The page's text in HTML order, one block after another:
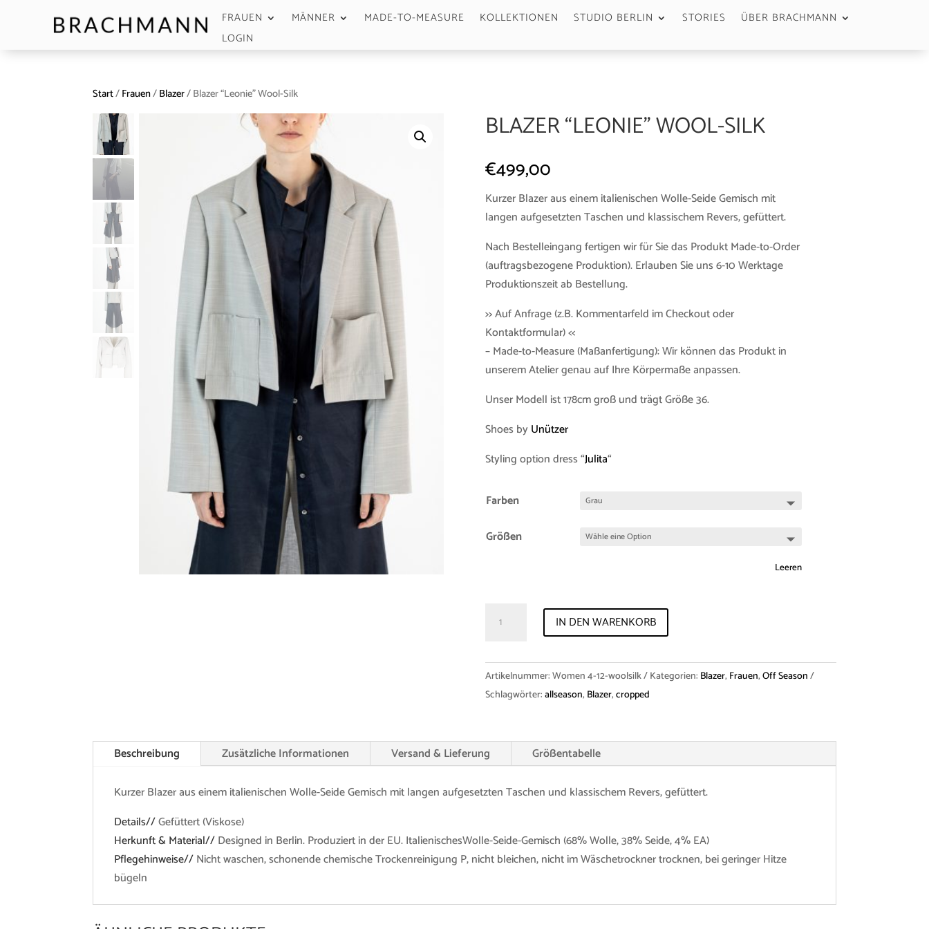
FRAUEN MÄNNER MADE-TO-MEASURE KOLLEKTIONEN STUDIO BERLIN STORIES
ÜBER BRACHMANN
LOGIN
Start/Frauen/Blazer/ Blazer “Leonie” Wool-Silk
BLAZER “LEONIE” WOOL-SILK
€499,00
Kurzer Blazer aus einem italienischen Wolle-Seide Gemisch mit
langen aufgesetzten Taschen und klassischem Revers, gefüttert.
Nach Bestelleingang fertigen wir für Sie das Produkt Made-to-Order
(auftragsbezogene Produktion). Erlauben Sie uns 6-10 Werktage
Produktionszeit ab Bestellung.
>> Auf Anfrage (z.B. Kommentarfeld im Checkout oder
Kontaktformular) <<
– Made-to-Measure (Maßanfertigung): Wir können das Produkt in
unserem Atelier genau auf Ihre Körpermaße anpassen.
Unser Modell ist 178cm groß und trägt Größe 36.
Shoes byUnützer
Styling option dress “Julita“
Farben
Größen
Leeren
"Leonie"
Silk
Menge
IN DEN WARENKORB
Artikelnummer:Women 4-12-woolsilk Kategorien: Blazer, Frauen,Off Season
Schlagwörter:allseason, Blazer,cropped
Beschreibung Zusätzliche Informationen Versand & Lieferung Größentabelle
Kurzer Blazer aus einem italienischen Wolle-Seide Gemisch mit langen aufgesetzten Taschen und klassischem Revers, gefüttert.
Details//Gefüttert (Viskose)
Herkunft & Material//Designed in Berlin. Produziert in der EU. ItalienischesWolle-Seide-Gemisch (68% Wolle, 38% Seide, 4% EA)
Pflegehinweise//Nicht waschen, schonende chemische Trockenreinigung P, nicht bleichen, nicht im Wäschetrockner trocknen, bei geringer Hitze
bügeln